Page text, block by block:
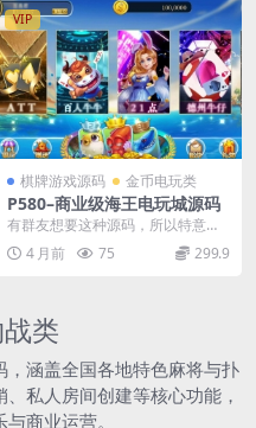
VIP
棋牌游戏源码 金币电玩类
P580–商业级海王电玩城源码
有群友想要这种源码，所以特意找
来这套纯源码的东西，直接编译组
件卖也行，做二开也合...
4 月前 75 299.9
类
涵盖全国各地特色麻将与扑
私人房间创建等核心功能，
商业运营。